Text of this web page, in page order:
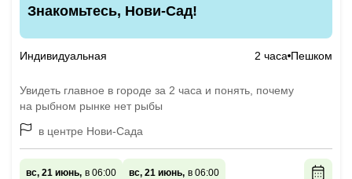
Знакомьтесь, Нови-Сад!
Индивидуальная 2 часа Пешком
Увидеть главное в городе за 2 часа и понять, почему
на рыбном рынке нет рыбы
в центре Нови-Сада
вс, 21 июнь, в 06:00 вс, 21 июнь, в 06:00